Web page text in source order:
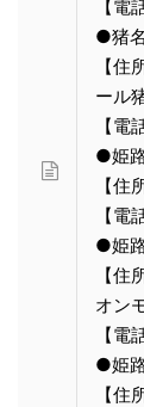
【
●猪
【
ール
【
●姫
【
【
●姫
【
オン
【
●姫
【